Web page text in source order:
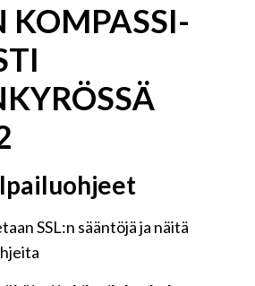
KOMPASSI-
SSL:n sääntöjä ja näitä